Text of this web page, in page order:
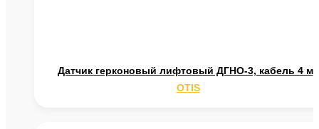
Датчик герконовый лифтовый ДГНО-3, кабель 4 м\
OTIS